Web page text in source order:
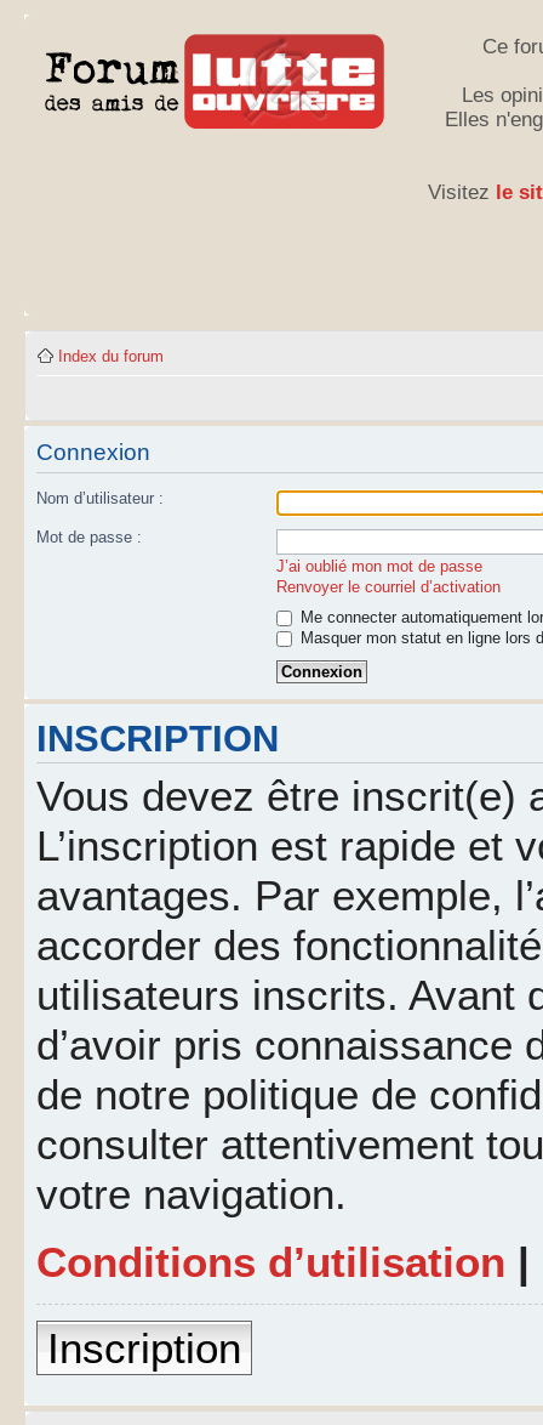
Ce
Les
Elles
Visitez le
Index du forum
Connexion
Nom d’utilisateur :
Mot de passe :
J’ai oublié mon mot de passe
Renvoyer le courriel d’activation
Me connecter automatiquement
Masquer mon statut en ligne lors
INSCRIPTION
Vous devez être inscrit(e)
L’inscription est rapide et
avantages. Par exemple,
accorder des
utilisateurs inscrits. Avant
d’avoir pris connaissance
de notre politique de
consulter attentivement
votre navigation.
Conditions d’utilisation |
Inscription